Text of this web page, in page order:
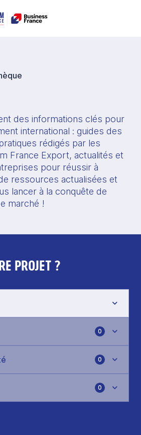
des informations clés pour
international : guides des
rédigés par les
France Export, actualités et
pour réussir à
ressources actualisées et
lancer à la conquête de
marché !
PROJET ?
0
0
0